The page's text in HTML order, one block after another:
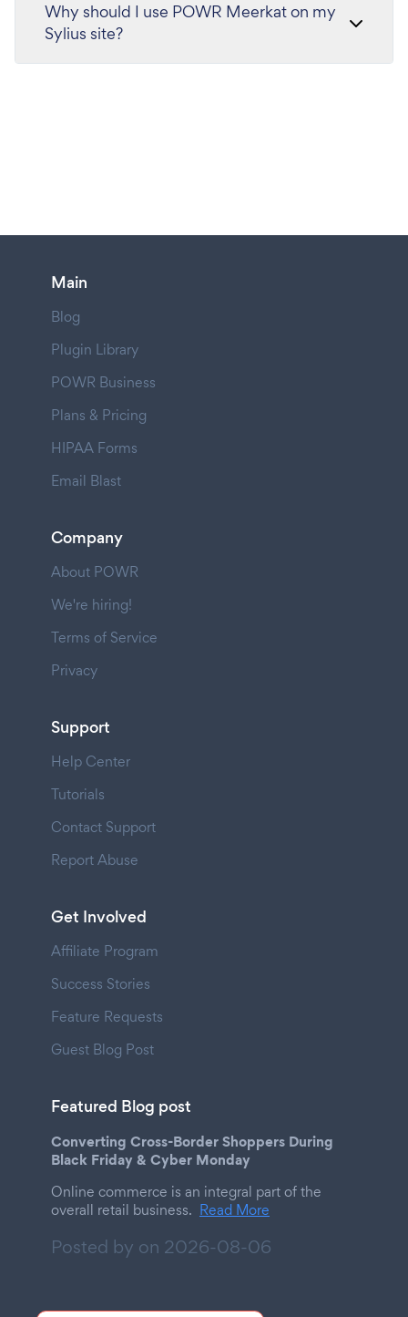
Why should I use POWR Meerkat on my
Sylius site?
Main
Blog
Plugin Library
POWR Business
Plans & Pricing
HIPAA Forms
Email Blast
Company
About POWR
We're hiring!
Terms of Service
Privacy
Support
Help Center
Tutorials
Contact Support
Report Abuse
Get Involved
Affiliate Program
Success Stories
Feature Requests
Guest Blog Post
Featured Blog post
Converting Cross-Border Shoppers During
Black Friday & Cyber Monday
Online commerce is an integral part of the
overall retail business. Read More
Posted by on 2026-08-06